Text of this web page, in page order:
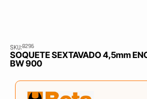
SKU:8296
SOQUETE SEXTAVADO 4,5mm
BW 900